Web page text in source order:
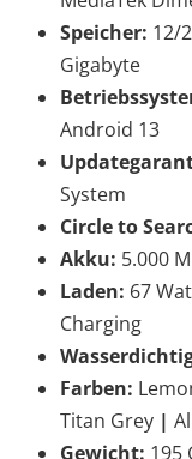
Speicher: 12/
Gigabyte
Android 13
System
Circle to
Akku: 5.000
Laden: 67
Charging
Farben:
Titan Grey |
Gewicht: 195